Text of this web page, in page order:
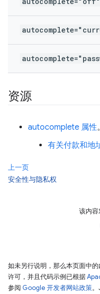
资源
autocomplete 属性。
有关付款和地
上一页
安全性与隐私权
该内容
如未另行说明，那么本页面中
许可，并且代码示例已根据
参阅 Google 开发者网站政策